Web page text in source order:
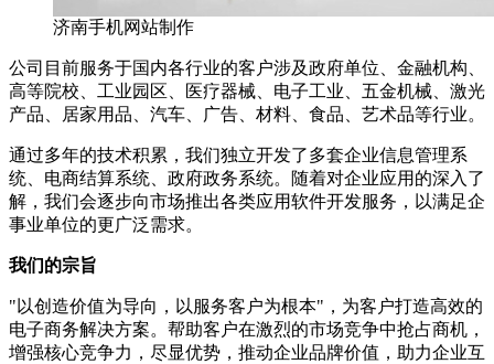
济南手机网站制作
公司目前服务于国内各行业的客户涉及政府单位、金融机构、
高等院校、工业园区、医疗器械、电子工业、五金机械、激光
产品、居家用品、汽车、广告、材料、食品、艺术品等行业。
通过多年的技术积累，我们独立开发了多套企业信息管理系
统、电商结算系统、政府政务系统。随着对企业应用的深入了
解，我们会逐步向市场推出各类应用软件开发服务，以满足企
事业单位的更广泛需求。
我们的宗旨
"以创造价值为导向，以服务客户为根本"，为客户打造高效的
电子商务解决方案。帮助客户在激烈的市场竞争中抢占商机，
增强核心竞争力，尽显优势，推动企业品牌价值，助力企业互